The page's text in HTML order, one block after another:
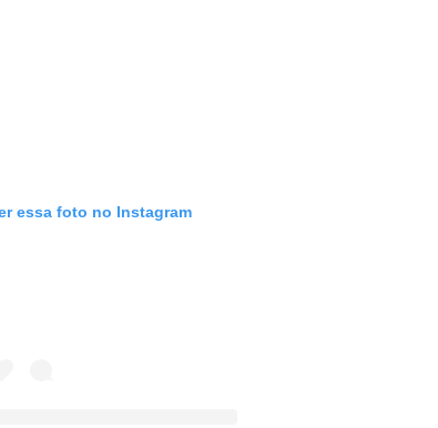
essa foto no Instagram